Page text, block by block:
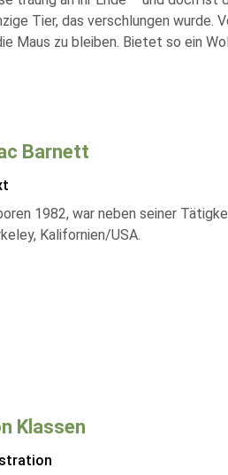
Tier, das verschlungen wurde.
Maus zu bleiben. Bietet so ein
Barnett
1982, war neben seiner
Kalifornien/USA.
Klassen